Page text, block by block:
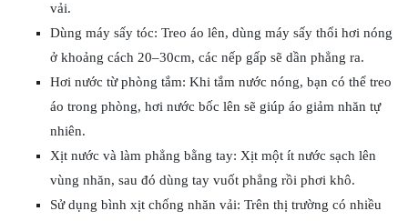
vải.
Dùng máy sấy tóc: Treo áo lên, dùng máy sấy thổi hơi nóng
ở khoảng cách 20–30cm, các nếp gấp sẽ dần phẳng ra.
Hơi nước từ phòng tắm: Khi tắm nước nóng, bạn có thể treo
áo trong phòng, hơi nước bốc lên sẽ giúp áo giảm nhăn tự
nhiên.
Xịt nước và làm phẳng bằng tay: Xịt một ít nước sạch lên
vùng nhăn, sau đó dùng tay vuốt phẳng rồi phơi khô.
Sử dụng bình xịt chống nhăn vải: Trên thị trường có nhiều